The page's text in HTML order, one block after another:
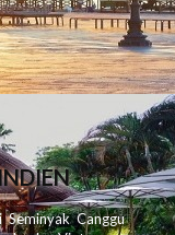
SeminyakCanggu